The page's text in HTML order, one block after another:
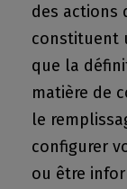
des actions
constituent
que la
matière de
le
configurer
ou être